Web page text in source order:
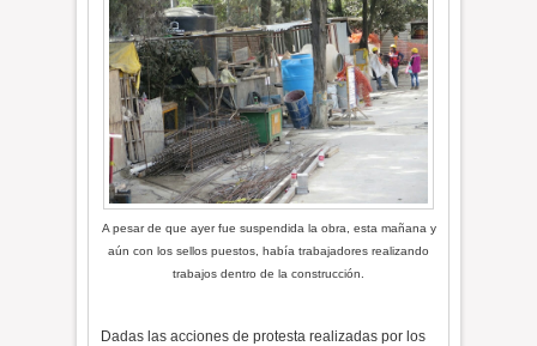
A pesar de que ayer fue suspendida la obra, esta mañana y
aún con los sellos puestos, había trabajadores realizando
trabajos dentro de la construcción.
Dadas las acciones de protesta realizadas por los